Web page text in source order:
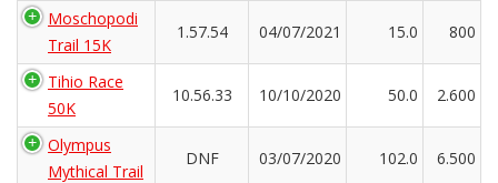
Moschopodi
Trail 15K
1.57.54 04/07/2021 15.0 800
Tihio Race
50K
10.56.33 10/10/2020 50.0 2.600
Olympus
Mythical Trail
DNF 03/07/2020 102.0 6.500